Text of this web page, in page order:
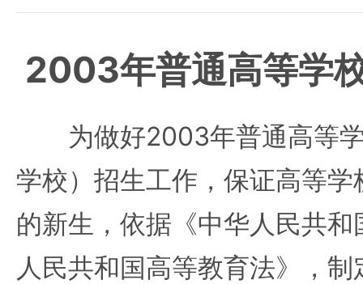
2003年普通高等学
为做好2003年普通高等学
学校）招生工作，保证高等
的新生，依据《中华人民共
人民共和国高等教育法》，